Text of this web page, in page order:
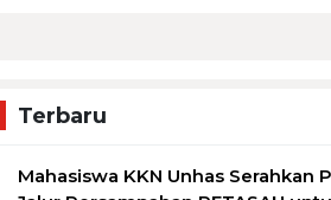
Terbaru
Mahasiswa KKN Unhas Serahkan